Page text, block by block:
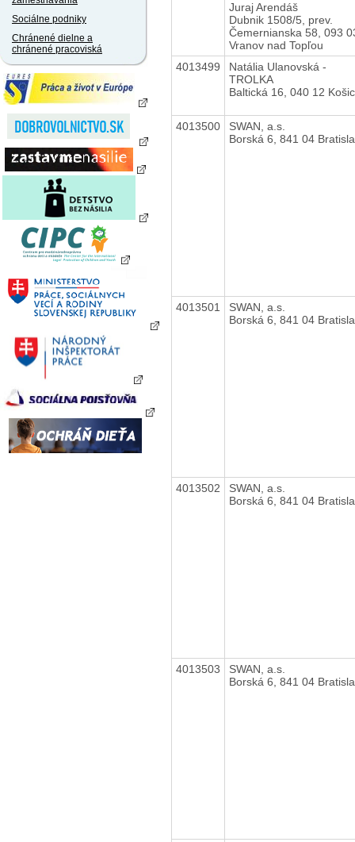
Sociálne podniky
Chránené dielne a
chránené pracoviská
Juraj Arendáš
Dubnik 1508/5, prev.
Čemernianska 58, 093
Vranov nad Topľou
4013499
Natália Ulanovská -
TROLKA
Baltická 16, 040 12
4013500
SWAN, a.s.
Borská 6, 841 04
4013501
SWAN, a.s.
Borská 6, 841 04
4013502
SWAN, a.s.
Borská 6, 841 04
4013503
SWAN, a.s.
Borská 6, 841 04